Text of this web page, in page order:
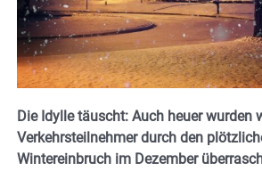
Die Idylle täuscht: Auch heuer wurden
Verkehrsteilnehmer durch den
Wintereinbruch im Dezember